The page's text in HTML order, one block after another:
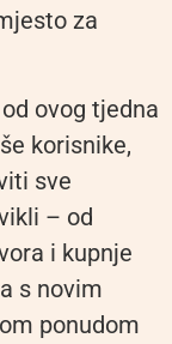
za
ovog tjedna
korisnike,
sve
– od
i kupnje
s novim
ponudom